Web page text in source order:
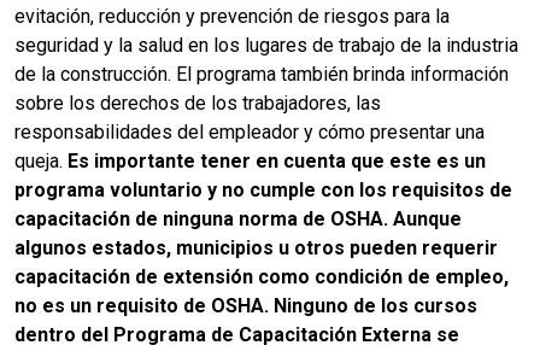
evitación, reducción y prevención de riesgos para la
seguridad y la salud en los lugares de trabajo de la industria
de la construcción. El programa también brinda información
sobre los derechos de los trabajadores, las
responsabilidades del empleador y cómo presentar una
queja. Es importante tener en cuenta que este es un
programa voluntario y no cumple con los requisitos de
capacitación de ninguna norma de OSHA. Aunque
algunos estados, municipios u otros pueden requerir
capacitación de extensión como condición de empleo,
no es un requisito de OSHA. Ninguno de los cursos
dentro del Programa de Capacitación Externa se